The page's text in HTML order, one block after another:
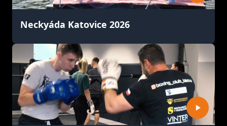
Neckyáda Katovice 2026